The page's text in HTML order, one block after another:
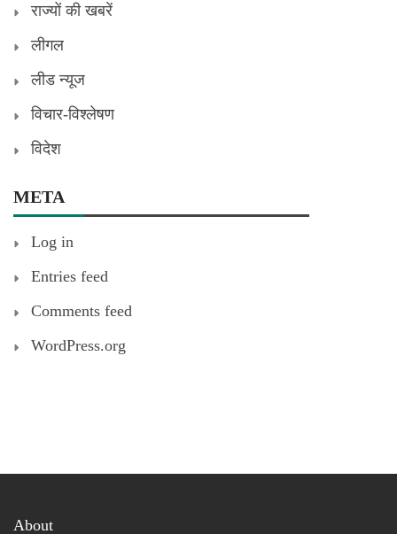
राज्यों की खबरें
लीगल
लीड न्यूज
विचार-विश्लेषण
विदेश
META
Log in
Entries feed
Comments feed
WordPress.org
About